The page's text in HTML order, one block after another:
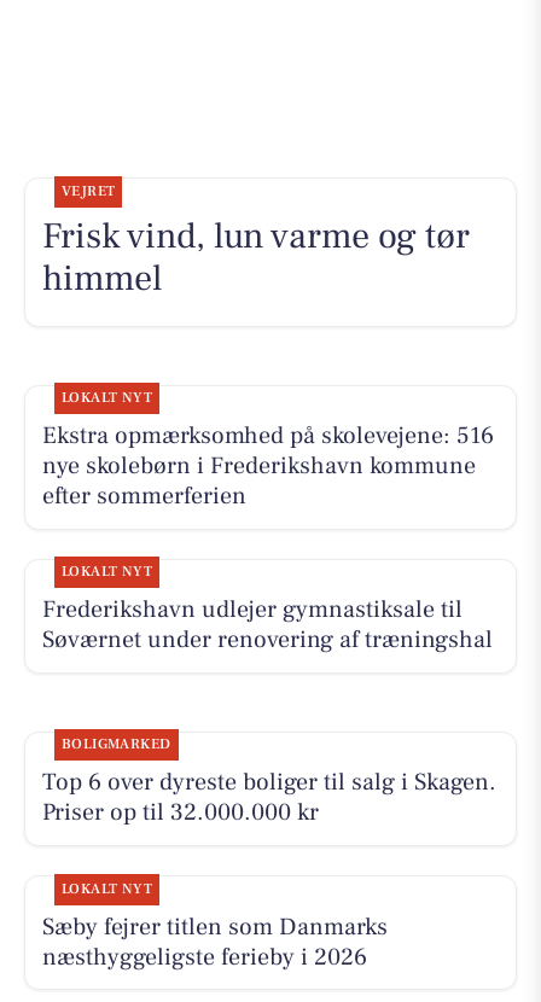
VEJRET
Frisk vind, lun varme og tør
himmel
LOKALT NYT
Ekstra opmærksomhed på skolevejene: 516
nye skolebørn i Frederikshavn kommune
efter sommerferien
LOKALT NYT
Frederikshavn udlejer gymnastiksale til
Søværnet under renovering af træningshal
BOLIGMARKED
Top 6 over dyreste boliger til salg i Skagen.
Priser op til 32.000.000 kr
LOKALT NYT
Sæby fejrer titlen som Danmarks
næsthyggeligste ferieby i 2026